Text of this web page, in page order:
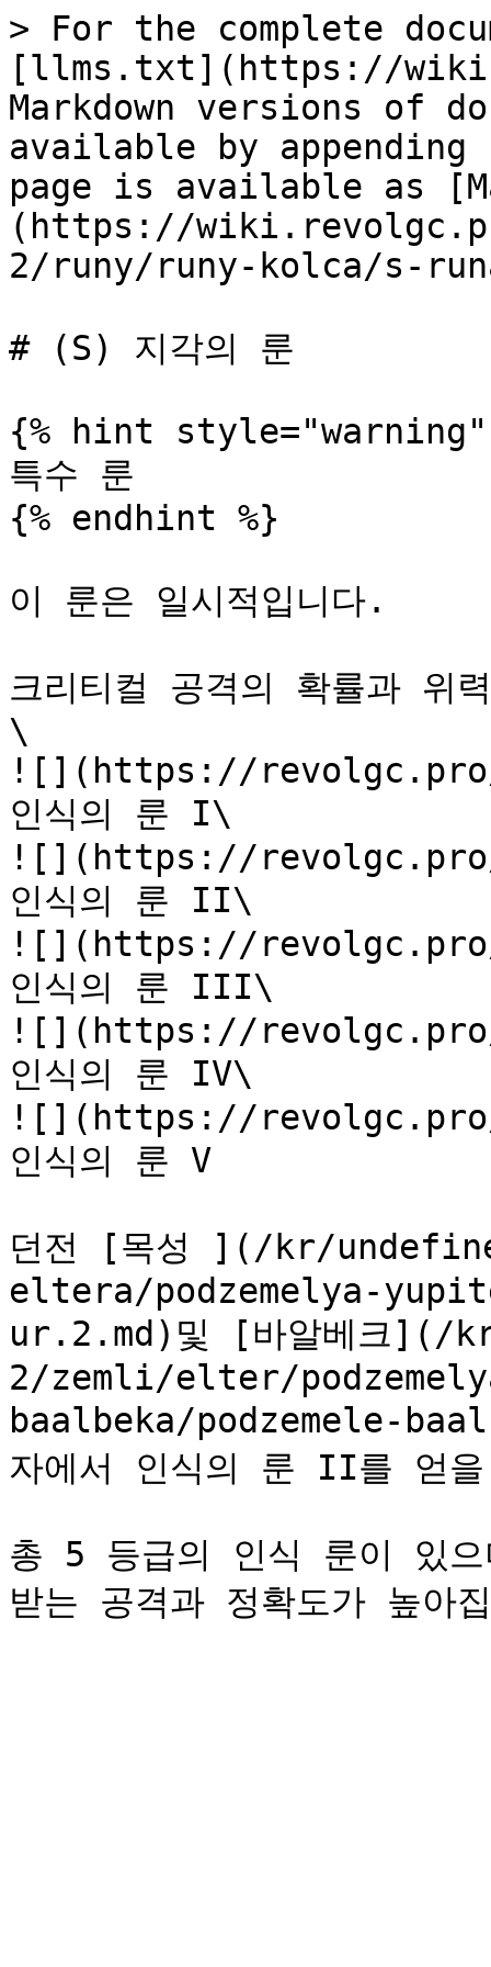
> For the complete
[llms.txt](https://
Markdown versions of
available by
page is available as
(https://
2/runy/runy-kolca/s-
# (S) 지각의 룬
{% hint style="warning"
특수 룬
{% endhint %}
이 룬은 일시적입니다.
크리티컬 공격의 확률과 위
\
![](https://revolgc.pro/
인식의 룬 I\
![](https://revolgc.pro/
인식의 룬 II\
![](https://revolgc.pro/
인식의 룬 III\
![](https://revolgc.pro/
인식의 룬 IV\
![](https://revolgc.pro/
인식의 룬 V
던전 [목성 ](/kr/
eltera/podzemelya-
ur.2.md)및 [바알베크](/
2/zemli/elter/
baalbeka/podzemele-
자에서 인식의 룬 II를 얻
총 5 등급의 인식 룬이 있